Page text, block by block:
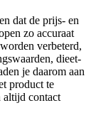
dat de prijs- en
zo accuraat
verbeterd,
dieet-
je daarom aan
product te
altijd contact